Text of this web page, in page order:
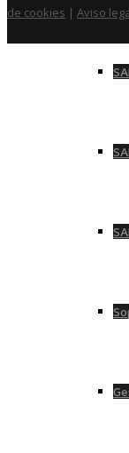
de cookies | Aviso